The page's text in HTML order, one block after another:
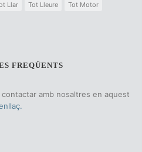
Llar Tot Lleure
Tot Motor
FREQÜENTS
amb nosaltres en aquest